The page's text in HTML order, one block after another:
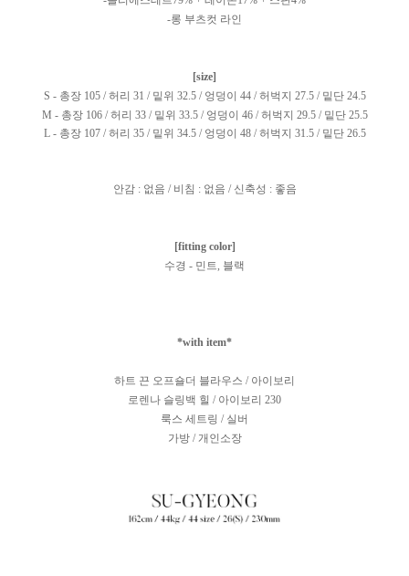
-롱 부츠컷 라인
[size]
S - 총장 105 / 허리 31 / 밑위 32.5 / 엉덩이 44 / 허벅지 27.5 / 밑단 24.5
M - 총장 106 / 허리 33 / 밑위 33.5 / 엉덩이 46 / 허벅지 29.5 / 밑단 25.5
L - 총장 107 / 허리 35 / 밑위 34.5 / 엉덩이 48 / 허벅지 31.5 / 밑단 26.5
안감 : 없음 / 비침 : 없음 / 신축성 : 좋음
[fitting color]
수경 - 민트, 블랙
*with item*
하트 끈 오프숄더 블라우스 / 아이보리
로렌나 슬링백 힐 / 아이보리 230
룩스 세트링 / 실버
가방 / 개인소장